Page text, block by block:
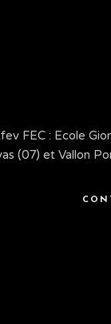
FEC : Ecole
(07) et Vallon